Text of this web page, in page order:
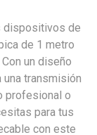
dispositivos de
de 1 metro
un diseño
transmisión
profesional o
para tus
con este